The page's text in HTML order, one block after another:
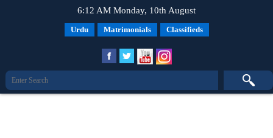
6:12 AM Monday, 10th August
Urdu Matrimonials Classifieds